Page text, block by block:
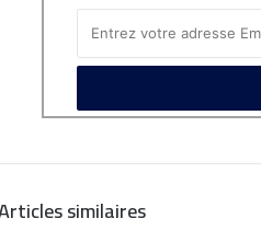
similaires